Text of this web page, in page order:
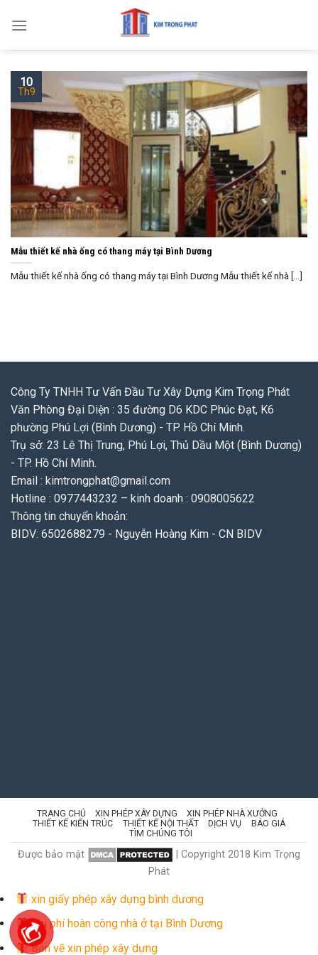
Mẫu thiết kế nhà ống có thang máy tại Bình Dương
Mẫu thiết kế nhà ống có thang máy tại Bình Dương Mẫu thiết kế nhà [...]
10
Th9
Công Ty TNHH Tư Vấn Đầu Tư Xây Dựng Kim Trọng Phát
Văn Phòng Đại Diện : 35 đường D6 KDC Phúc Đạt, K6
phường Phú Lợi (Bình Dương) - TP. Hồ Chí Minh.
Trụ sở: 23 Lê Thị Trung, Phú Lợi, Thủ Dầu Một (Bình Dương)
- TP. Hồ Chí Minh.
Email : kimtrongphat@gmail.com
Hotline : 0977443232 – kinh doanh : 0908005622
Thông tin chuyển khoản:
BIDV: 6502688279 - Nguyễn Hoàng Kim - CN BIDV
TRANG CHỦ XIN PHÉP XÂY DỰNG
XIN PHÉP NHÀ XƯỞNG
THIẾT KẾ KIẾN TRÚC
THIẾT KẾ NỘI THẤT DỊCH VỤ
BÁO GIÁ
TÌM CHÚNG TÔI
Được bảo mật
| Copyright 2018 Kim Trọng
Phát
xin giấy phép xây dựng bình dương
Chi phí hoàn công nhà ở tại Bình Dương
Bản vẽ xin phép xây dựng